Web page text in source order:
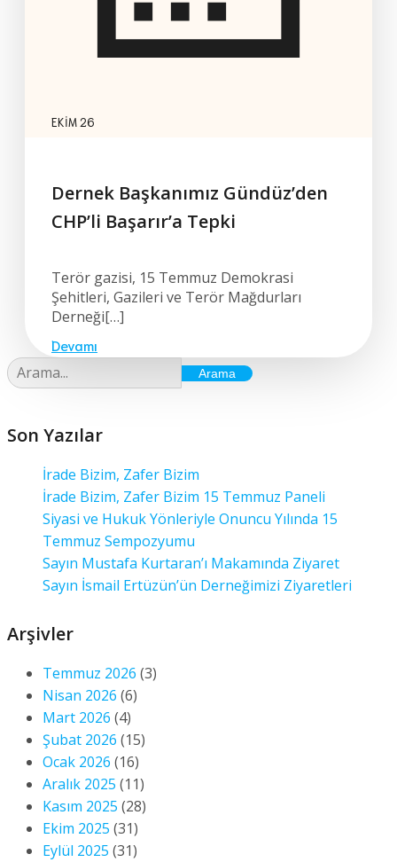
EKIM 26
Dernek Başkanımız Gündüz’den
CHP’li Başarır’a Tepki
Terör gazisi, 15 Temmuz Demokrasi
Şehitleri, Gazileri ve Terör Mağdurları
Derneği[…]
Devamı
Arama
Son Yazılar
İrade Bizim, Zafer Bizim
İrade Bizim, Zafer Bizim 15 Temmuz Paneli
Siyasi ve Hukuk Yönleriyle Onuncu Yılında 15
Temmuz Sempozyumu
Sayın Mustafa Kurtaran’ı Makamında Ziyaret
Sayın İsmail Ertüzün’ün Derneğimizi Ziyaretleri
Arşivler
Temmuz 2026 (3)
Nisan 2026 (6)
Mart 2026 (4)
Şubat 2026 (15)
Ocak 2026 (16)
Aralık 2025 (11)
Kasım 2025 (28)
Ekim 2025 (31)
Eylül 2025 (31)